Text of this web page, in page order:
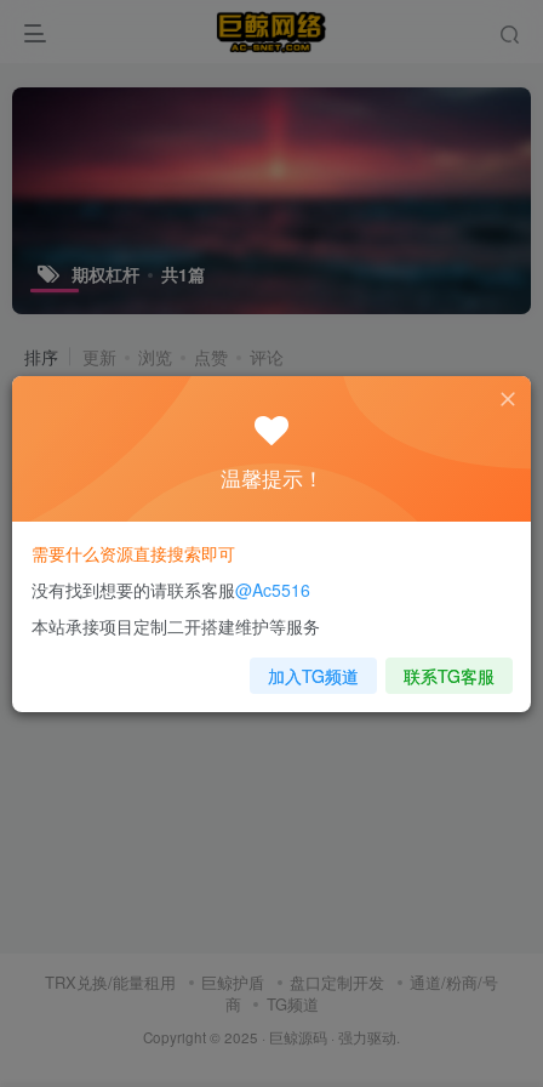
期权杠杆 共1篇
排序 更新 浏览 点赞 评论
二开版海外交易所系统/币币期
权杠杆交易/锁仓认购/合约插
针 区块链
TRX兑换/能量租用 巨鲸护盾 盘口定制开发
通道/粉商/号
商
TG频道
Copyright © 2025 · 巨鲸源码 · 强力驱动.
温馨提示！
需要什么资源直接搜索即可
没有找到想要的请联系客服@Ac5516
本站承接项目定制二开搭建维护等服务
加入TG频道 联系TG客服